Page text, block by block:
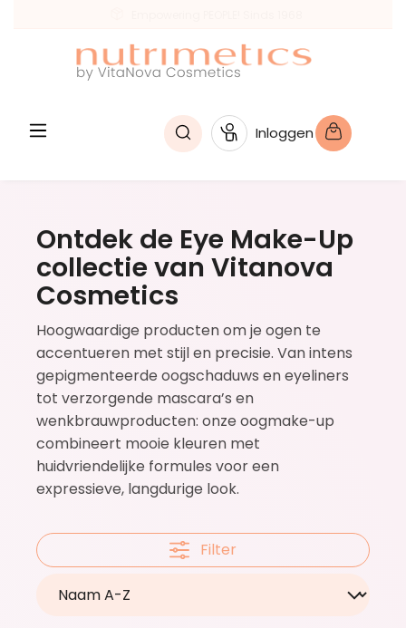
Inloggen
Ontdek de Eye Make-Up
collectie van Vitanova
Cosmetics
Hoogwaardige producten om je ogen te
accentueren met stijl en precisie. Van intens
gepigmenteerde oogschaduws en eyeliners
tot verzorgende mascara’s en
wenkbrauwproducten: onze oogmake-up
combineert mooie kleuren met
huidvriendelijke formules voor een
expressieve, langdurige look.
Filter